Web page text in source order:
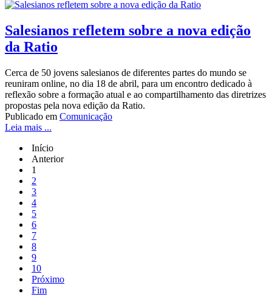
Salesianos refletem sobre a nova edição
da Ratio
Cerca de 50 jovens salesianos de diferentes partes do mundo se
reuniram online, no dia 18 de abril, para um encontro dedicado à
reflexão sobre a formação atual e ao compartilhamento das diretrizes
propostas pela nova edição da Ratio.
Publicado em Comunicação
Leia mais ...
Início
Anterior
1
2
3
4
5
6
7
8
9
10
Próximo
Fim